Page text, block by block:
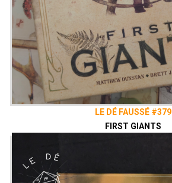
LE DÉ FAUSSÉ #379
FIRST GIANTS